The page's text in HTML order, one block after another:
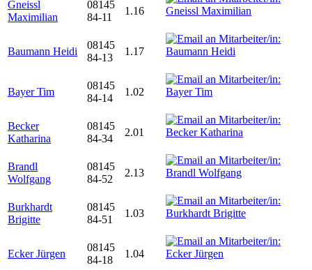
Gneissl
Maximilian
08145
84-11
1.16
Baumann Heidi
08145
84-13
1.17
Bayer Tim
08145
84-14
1.02
Becker
Katharina
08145
84-34
2.01
Brandl
Wolfgang
08145
84-52
2.13
Burkhardt
Brigitte
08145
84-51
1.03
Ecker Jürgen
08145
84-18
1.04